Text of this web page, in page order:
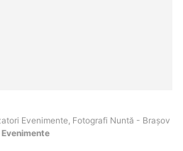
Evenimente, Fotografi Nuntă - Braşov